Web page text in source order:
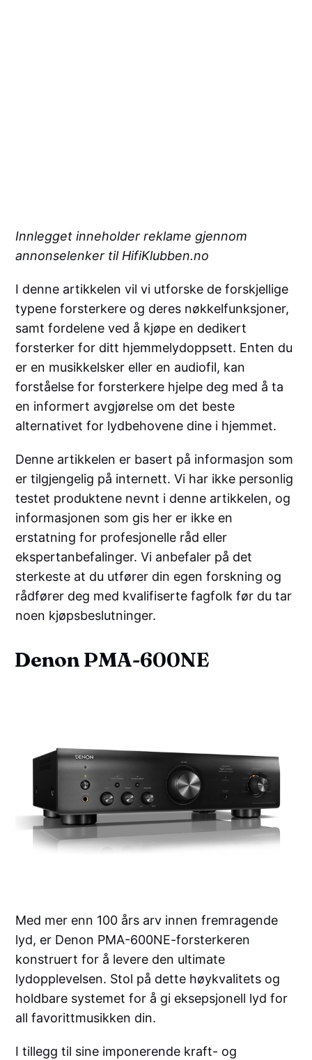
Innlegget inneholder reklame gjennom
annonselenker til HifiKlubben.no
I denne artikkelen vil vi utforske de forskjellige
typene forsterkere og deres nøkkelfunksjoner,
samt fordelene ved å kjøpe en dedikert
forsterker for ditt hjemmelydoppsett. Enten du
er en musikkelsker eller en audiofil, kan
forståelse for forsterkere hjelpe deg med å ta
en informert avgjørelse om det beste
alternativet for lydbehovene dine i hjemmet.
Denne artikkelen er basert på informasjon som
er tilgjengelig på internett. Vi har ikke personlig
testet produktene nevnt i denne artikkelen, og
informasjonen som gis her er ikke en
erstatning for profesjonelle råd eller
ekspertanbefalinger. Vi anbefaler på det
sterkeste at du utfører din egen forskning og
rådfører deg med kvalifiserte fagfolk før du tar
noen kjøpsbeslutninger.
Denon PMA-600NE
Med mer enn 100 års arv innen fremragende
lyd, er Denon PMA-600NE-forsterkeren
konstruert for å levere den ultimate
lydopplevelsen. Stol på dette høykvalitets og
holdbare systemet for å gi eksepsjonell lyd for
all favorittmusikken din.
I tillegg til sine imponerende kraft- og